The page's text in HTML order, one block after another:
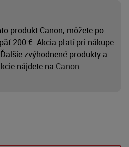
produkt Canon, môžete po
200 €. Akcia platí pri nákupe
zvýhodnené produkty a
nájdete na Canon